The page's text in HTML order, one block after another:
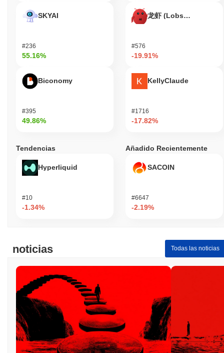
SKYAI
#236
55.16%
Biconomy
#395
49.86%
龙虾 (Lobster)
#576
-19.91%
KellyClaude
#1716
-17.82%
Tendencias
Hyperliquid
#10
-1.34%
Añadido Recientemente
SACOIN
#6647
-2.19%
noticias Todas las noticias